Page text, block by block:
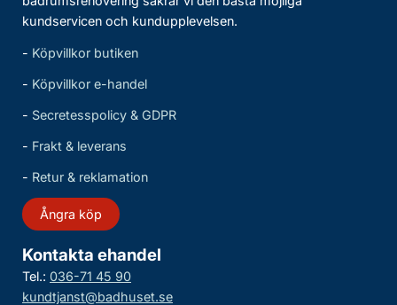
kundservicen och kundupplevelsen.
- Köpvillkor butiken
- Köpvillkor e-handel
- Secretesspolicy & GDPR
- Frakt & leverans
- Retur & reklamation
Ångra köp
Kontakta ehandel
Tel.: 036-71 45 90
kundtjanst@badhuset.se